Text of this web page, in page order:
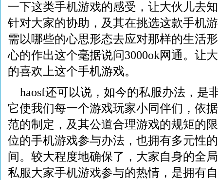
一下这类手机游戏的感受，让大伙儿去
针对大家的协助，及其在挑选这款手机
需以哪些的心思形态去应对那样的生活
心的作出这个毫据说问3000ok网通。让
的喜欢上这个手机游戏。
haosf还可以说，如今的私服办法，是
它使我们每一个游戏玩家小同伴们，依
范的制定，及其公道合理游戏的规矩的
位的手机游戏参与办法，也拥有多元性
间。较大程度地确保了，大家自身的全
私服大家手机游戏参与的热情，是拥有